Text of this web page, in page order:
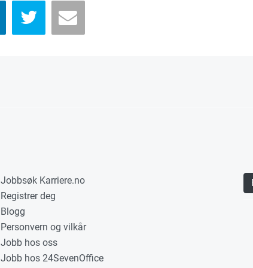
Jobbsøk Karriere.no
Registrer deg
Blogg
Personvern og vilkår
Jobb hos oss
Jobb hos 24SevenOffice